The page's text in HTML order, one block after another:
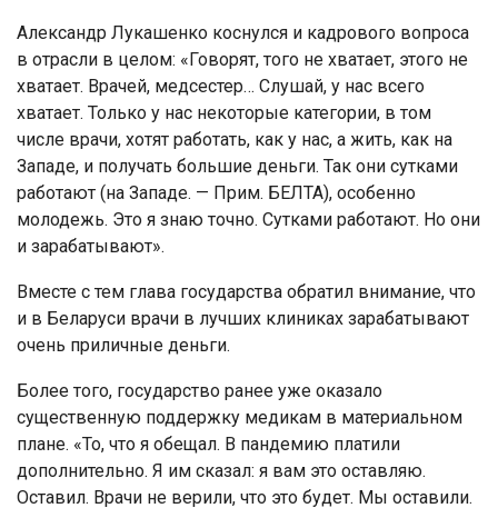
Александр Лукашенко коснулся и кадрового вопроса
в отрасли в целом: «Говорят, того не хватает, этого не
хватает. Врачей, медсестер… Слушай, у нас всего
хватает. Только у нас некоторые категории, в том
числе врачи, хотят работать, как у нас, а жить, как на
Западе, и получать большие деньги. Так они сутками
работают (на Западе. — Прим. БЕЛТА), особенно
молодежь. Это я знаю точно. Сутками работают. Но они
и зарабатывают».
Вместе с тем глава государства обратил внимание, что
и в Беларуси врачи в лучших клиниках зарабатывают
очень приличные деньги.
Более того, государство ранее уже оказало
существенную поддержку медикам в материальном
плане. «То, что я обещал. В пандемию платили
дополнительно. Я им сказал: я вам это оставляю.
Оставил. Врачи не верили, что это будет. Мы оставили.